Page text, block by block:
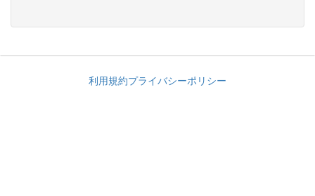
利用規約プライバシーポリシー